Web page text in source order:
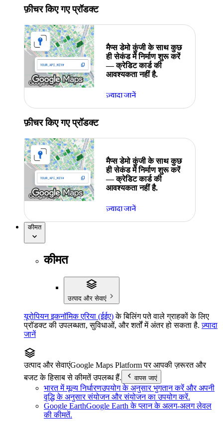
फ़ीचर किए गए प्रॉडक्ट
मैप्स डेमो कुंजी के साथ कुछ
ही सेकंड में निर्माण शुरू करें
— क्रेडिट कार्ड की
आवश्यकता नहीं है.
ज़्यादा जानें
फ़ीचर किए गए प्रॉडक्ट
मैप्स डेमो कुंजी के साथ कुछ
ही सेकंड में निर्माण शुरू करें
— क्रेडिट कार्ड की
आवश्यकता नहीं है.
ज़्यादा जानें
कीमत
कीमत
उत्पाद और सेवाएं
यूरोपियन इकनॉमिक एरिया (ईईए)के बिलिंग पते वाले ग्राहकों के लिए
प्रॉडक्ट की उपलब्धता, सुविधाओं, और शर्तों में अंतर हो सकता है.ज़्यादा
जानें
उत्पाद और सेवाएंGoogle Maps Platform पर आपकी ज़रूरत और
बजट के हिसाब से कीमतें उपलब्ध हैं.
वापस जाएं
भारत में मूल्य निर्धारणउपयोग के अनुसार भुगतान करें और अपनी
वृद्धि के अनुसार संयोजन और संयोजन का उपयोग करें.
Google EarthGoogle Earth के प्लान के अलग-अलग लेवल
की कीमतें.